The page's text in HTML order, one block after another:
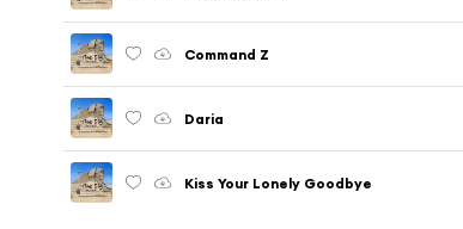
Command Z
Daria
Kiss Your Lonely Goodbye